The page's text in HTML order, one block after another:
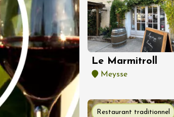
Le Marmitroll
Meysse
Restaurant traditionnel